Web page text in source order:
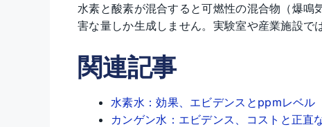
水素と酸素が混合すると可燃性の混合物（爆
害な量しか生成しません。実験室や産業施設で
関連記事
水素水：効果、エビデンスとppmレベル
カンゲン水：エビデンス、コストと正直